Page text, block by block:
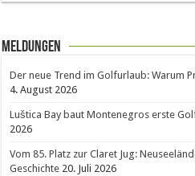
Meldungen
Der neue Trend im Golfurlaub: Warum
4. August 2026
Luštica Bay baut Montenegros erste
2026
Vom 85. Platz zur Claret Jug:
Geschichte 20. Juli 2026